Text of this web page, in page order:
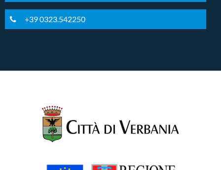
+39 0323.542250